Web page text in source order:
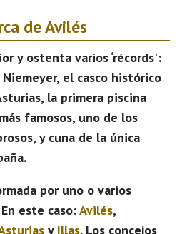
de Avilés
y ostenta varios ‘récords':
el casco histórico
la primera piscina
famosos, uno de los
y cuna de la única
por uno o varios
este caso:Avilés,
y Illas. Los concejos